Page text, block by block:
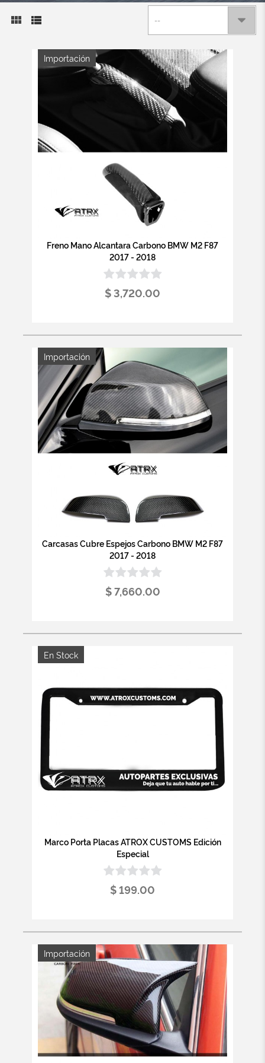
--
Importación
Freno Mano Alcantara Carbono BMW M2 F87
2017 - 2018
$ 3,720.00
Importación
Carcasas Cubre Espejos Carbono BMW M2 F87
2017 - 2018
$ 7,660.00
En Stock
Marco Porta Placas ATROX CUSTOMS Edición
Especial
$ 199.00
Importación